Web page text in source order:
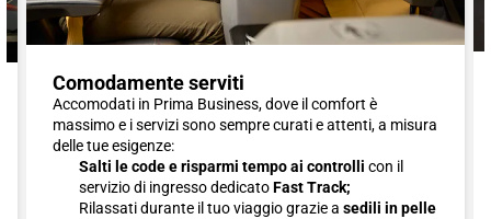
Comodamente serviti
Accomodati in Prima Business, dove il comfort è
massimo e i servizi sono sempre curati e attenti, a misura
delle tue esigenze:
Salti le code e risparmi tempo ai controlli con il
servizio di ingresso dedicatoFast Track;
Rilassati durante il tuo viaggio grazie a sedili in pelle